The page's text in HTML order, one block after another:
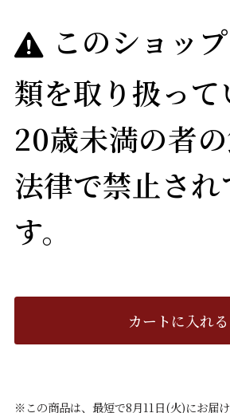
このショッ
類を取り扱って
20歳未満の者
法律で禁止され
す。
カートに入れる
※この商品は、最短で8月11日(火)にお届